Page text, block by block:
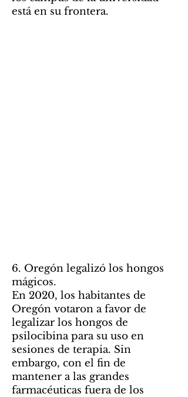
está en su frontera.
6. Oregón legalizó los hongos
mágicos.
En 2020, los habitantes de
Oregón votaron a favor de
legalizar los hongos de
psilocibina para su uso en
sesiones de terapia. Sin
embargo, con el fin de
mantener a las grandes
farmacéuticas fuera de los